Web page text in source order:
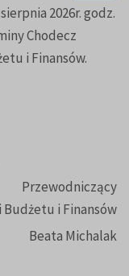
2026r. godz.
Chodecz
i Finansów.
Przewodniczący
Budżetu i Finansów
Beata Michalak